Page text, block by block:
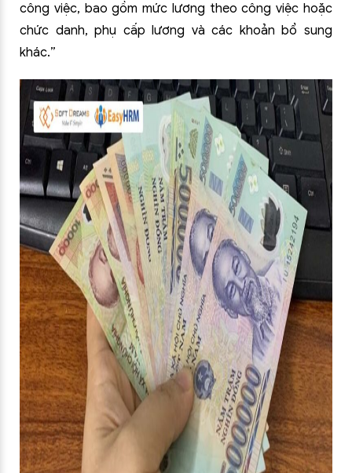
công việc, bao gồm mức lương theo công việc hoặc
chức danh, phụ cấp lương và các khoản bổ sung
khác.”